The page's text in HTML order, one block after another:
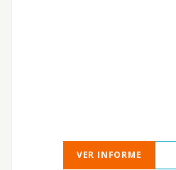
VER INFORME